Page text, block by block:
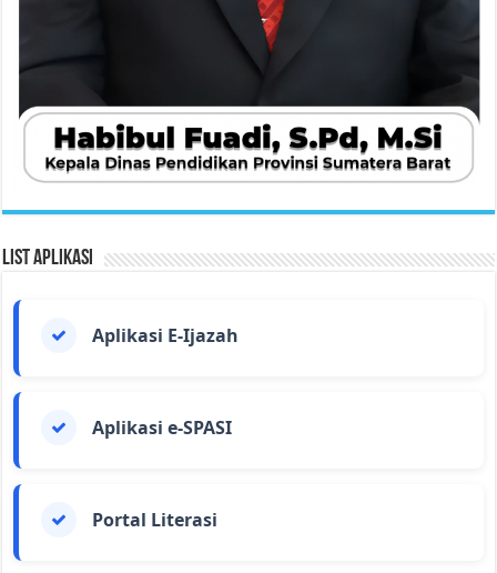
List Aplikasi
Aplikasi E-Ijazah
Aplikasi e-SPASI
Portal Literasi